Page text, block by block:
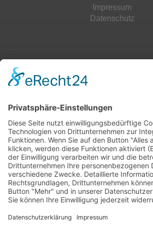
Impressum
Datenschutz
Jahrescharts
Top 100
Hot 50
Top Neueinsteiger
Highscores